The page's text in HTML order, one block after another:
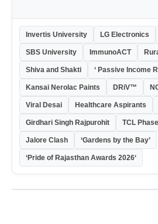
Invertis University LG Electronics
SBS University ImmunoACT
Shiva and Shakti ‘ Passive Income
Kansai Nerolac Paints DRiV™
Viral Desai Healthcare Aspirants
Girdhari Singh Rajpurohit TCL
Jalore Clash ‘Gardens by the Bay’
‘Pride of Rajasthan Awards 2026‘